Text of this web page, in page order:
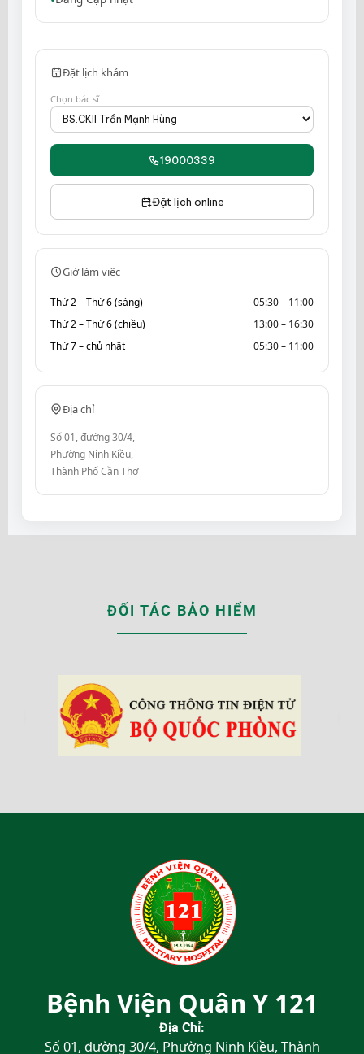
Đặt lịch khám
Chọn bác sĩ
19000339
Đặt lịch online
Giờ làm việc
Thứ 2 – Thứ 6 (sáng)
05:30 – 11:00
Thứ 2 – Thứ 6 (chiều)
13:00 – 16:30
Thứ 7 – chủ nhật
05:30 – 11:00
Địa chỉ
Số 01, đường 30/4,
Phường Ninh Kiều,
Thành Phố Cần Thơ
ĐỐI TÁC BẢO HIỂM
Bệnh Viện Quân Y 121
Địa Chỉ:
Số 01, đường 30/4, Phường Ninh Kiều, Thành